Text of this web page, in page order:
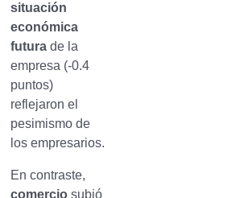
situación
económica
futurade la
empresa (-0.4
puntos)
reflejaron el
pesimismo de
los empresarios.
En contraste,
comerciosubió